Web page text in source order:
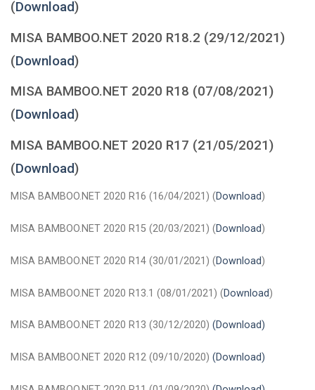
(Download)
MISA BAMBOO.NET 2020 R18.2 (29/12/2021)
(Download)
MISA BAMBOO.NET 2020 R18 (07/08/2021)
(Download)
MISA BAMBOO.NET 2020 R17 (21/05/2021)
(Download)
MISA BAMBOO.NET 2020 R16 (16/04/2021) (Download)
MISA BAMBOO.NET 2020 R15 (20/03/2021) (Download)
MISA BAMBOO.NET 2020 R14 (30/01/2021) (Download)
MISA BAMBOO.NET 2020 R13.1 (08/01/2021) (Download)
MISA BAMBOO.NET 2020 R13 (30/12/2020) (Download)
MISA BAMBOO.NET 2020 R12 (09/10/2020) (Download)